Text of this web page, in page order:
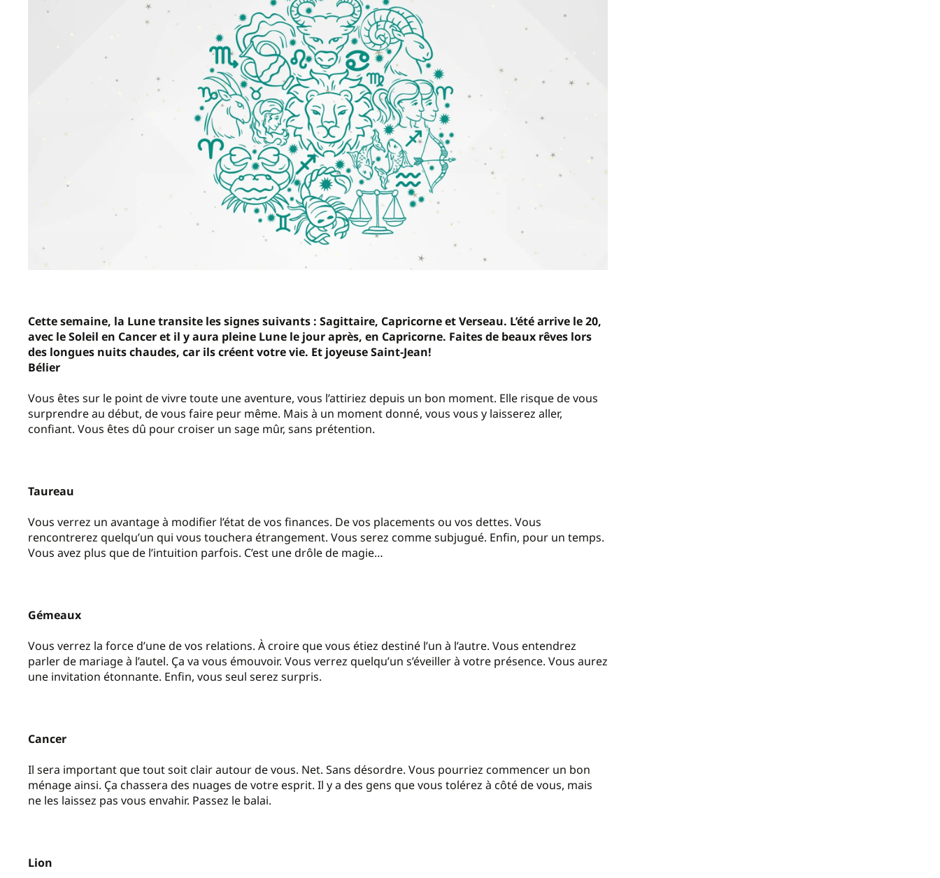
Cette semaine, la Lune transite les signes suivants : Sagittaire, Capricorne et Verseau. L’été arrive le 20,
avec le Soleil en Cancer et il y aura pleine Lune le jour après, en Capricorne. Faites de beaux rêves lors
des longues nuits chaudes, car ils créent votre vie. Et joyeuse Saint-Jean!
Bélier
Vous êtes sur le point de vivre toute une aventure, vous l’attiriez depuis un bon moment. Elle risque de vous
surprendre au début, de vous faire peur même. Mais à un moment donné, vous vous y laisserez aller,
confiant. Vous êtes dû pour croiser un sage mûr, sans prétention.
Taureau
Vous verrez un avantage à modifier l’état de vos finances. De vos placements ou vos dettes. Vous
rencontrerez quelqu’un qui vous touchera étrangement. Vous serez comme subjugué. Enfin, pour un temps.
Vous avez plus que de l’intuition parfois. C’est une drôle de magie…
Gémeaux
Vous verrez la force d’une de vos relations. À croire que vous étiez destiné l’un à l’autre. Vous entendrez
parler de mariage à l’autel. Ça va vous émouvoir. Vous verrez quelqu’un s’éveiller à votre présence. Vous aurez
une invitation étonnante. Enfin, vous seul serez surpris.
Cancer
Il sera important que tout soit clair autour de vous. Net. Sans désordre. Vous pourriez commencer un bon
ménage ainsi. Ça chassera des nuages de votre esprit. Il y a des gens que vous tolérez à côté de vous, mais
ne les laissez pas vous envahir. Passez le balai.
Lion